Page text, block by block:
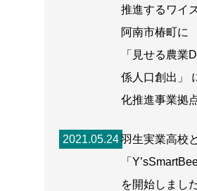
推進するワイ
阿南市椿町に
「見せる農業
係人口創出」
化推進事業拠
2021.05.24⽻⽣実業⾼校と
「
を開始しまし